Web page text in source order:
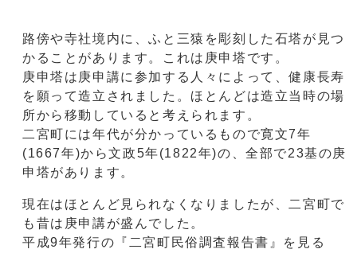
路傍や寺社境内に、ふと三猿を彫刻した石塔が見つ
かることがあります。これは庚申塔です。
庚申塔は庚申講に参加する人々によって、健康長寿
を願って造立されました。ほとんどは造立当時の場
所から移動していると考えられます。
二宮町には年代が分かっているもので寛文7年
(1667年)から文政5年(1822年)の、全部で23基の庚
申塔があります。
現在はほとんど見られなくなりましたが、二宮町で
も昔は庚申講が盛んでした。
平成9年発行の『二宮町民俗調査報告書』を見る